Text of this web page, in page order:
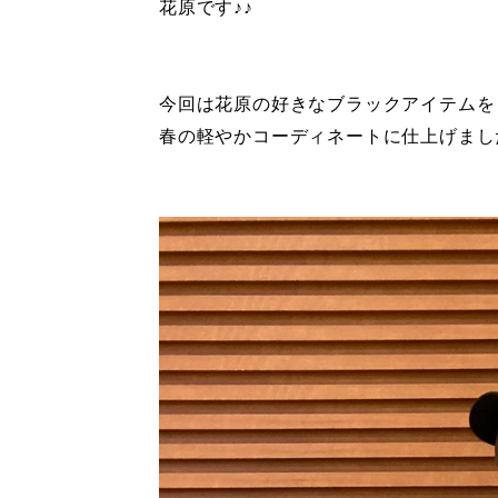
花原です♪♪
今回は花原の好きなブラックアイテムを
春の軽やかコーディネートに仕上げま